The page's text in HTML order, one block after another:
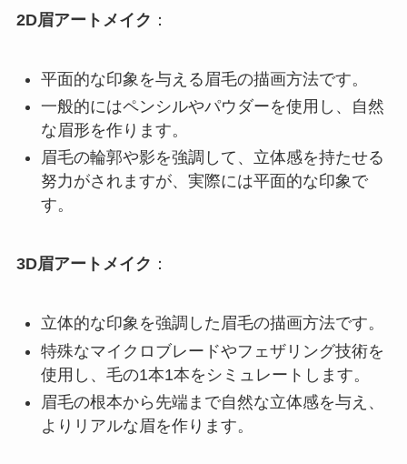
2D眉アートメイク ：
平面的な印象を与える眉毛の描画方法です。
一般的にはペンシルやパウダーを使用し、自然
な眉形を作ります。
眉毛の輪郭や影を強調して、立体感を持たせる
努力がされますが、実際には平面的な印象で
す。
3D眉アートメイク ：
立体的な印象を強調した眉毛の描画方法です。
特殊なマイクロブレードやフェザリング技術を
使用し、毛の1本1本をシミュレートします。
眉毛の根本から先端まで自然な立体感を与え、
よりリアルな眉を作ります。